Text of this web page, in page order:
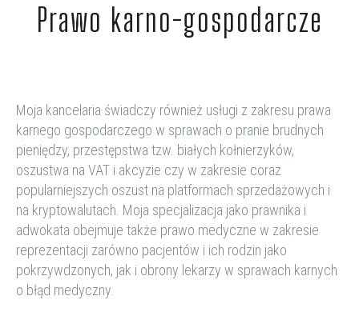
Prawo karno-gospodarcze
Moja kancelaria świadczy również usługi z zakresu prawa
karnego gospodarczego w sprawach o pranie brudnych
pieniędzy, przestępstwa tzw. białych kołnierzyków,
oszustwa na VAT i akcyzie czy w zakresie coraz
popularniejszych oszust na platformach sprzedażowych i
na kryptowalutach. Moja specjalizacja jako prawnika i
adwokata obejmuje także prawo medyczne w zakresie
reprezentacji zarówno pacjentów i ich rodzin jako
pokrzywdzonych, jak i obrony lekarzy w sprawach karnych
o błąd medyczny.